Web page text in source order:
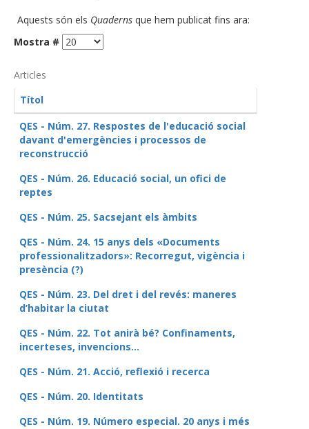
Aquests són els Quaderns que hem publicat fins ara:
Mostra #
Articles
Títol
QES - Núm. 27. Respostes de l'educació social
davant d'emergències i processos de
reconstrucció
QES - Núm. 26. Educació social, un ofici de
reptes
QES - Núm. 25. Sacsejant els àmbits
QES - Núm. 24. 15 anys dels «Documents
professionalitzadors»: Recorregut, vigència i
presència (?)
QES - Núm. 23. Del dret i del revés: maneres
d’habitar la ciutat
QES - Núm. 22. Tot anirà bé? Confinaments,
incerteses, invencions...
QES - Núm. 21. Acció, reflexió i recerca
QES - Núm. 20. Identitats
QES - Núm. 19. Número especial. 20 anys i més